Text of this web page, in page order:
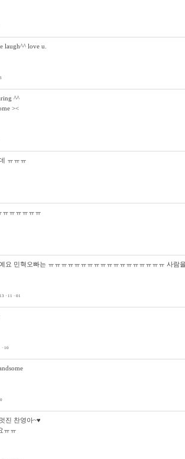
laugh^^ love u.
^^
><
ㅠㅠㅠ
ㅠㅠㅠㅠㅠㅠ
요 민혁오빠는 ㅠㅠㅠㅠㅠㅠㅠㅠㅠㅠㅠㅠㅠㅠㅠㅠㅠㅠ 사
· 11 · 01
· 10
진 찬영아~♥
ㅠㅠ